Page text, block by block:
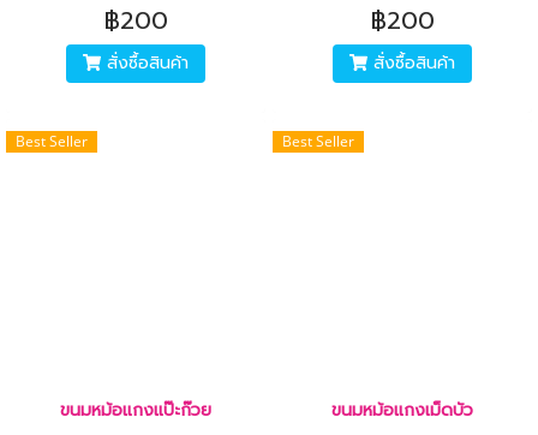
฿200
สั่งซื้อสินค้า
฿200
สั่งซื้อสินค้า
Best Seller
ขนมหม้อแกงแป๊ะก๊วย
Best Seller
ขนมหม้อแกงเม็ดบัว